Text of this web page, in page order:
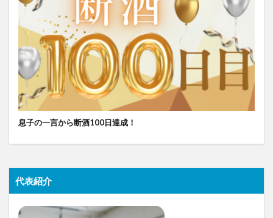
息子の一言から断酒100日達成！
代表紹介